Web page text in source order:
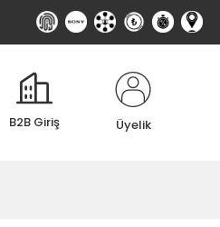
B2B Giriş Üyelik